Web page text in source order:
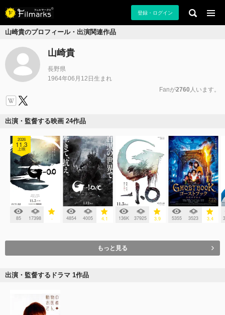
登録・ログイン
山崎貴のプロフィール・出演関連作品
山崎貴
長野県
1964年06月12日生まれ
Fanが2760 人います。
出演・監督する映画 24作品
2026
11.3
上映
85 17398 - 4854 4005 4.1 136K 37925 3.9 5355 3523 3.4
もっと見る
出演・監督するドラマ 1作品